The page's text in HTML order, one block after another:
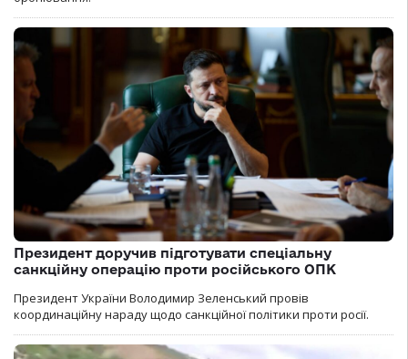
Президент доручив підготувати спеціальну
санкційну операцію проти російського ОПК
Президент України Володимир Зеленський провів
координаційну нараду щодо санкційної політики проти росії.